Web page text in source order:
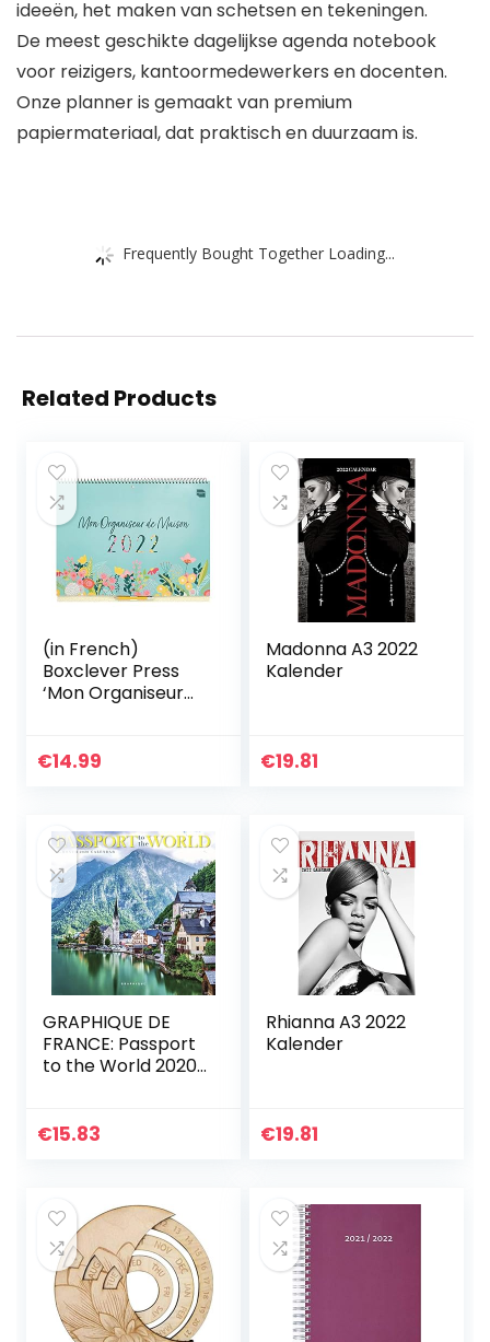
ideeën, het maken van schetsen en tekeningen.
De meest geschikte dagelijkse agenda notebook
voor reizigers, kantoormedewerkers en docenten.
Onze planner is gemaakt van premium
papiermateriaal, dat praktisch en duurzaam is.
Frequently Bought Together Loading...
Related Products
(in French)
Boxclever Press
‘Mon Organiseur
2022. Large 16
€14.99
Madonna A3 2022
Kalender
€19.81
GRAPHIQUE DE
FRANCE: Passport
to the World 2020
€15.83
Rhianna A3 2022
Kalender
€19.81